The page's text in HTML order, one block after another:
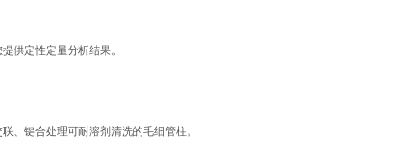
供定性定量分析结果。
、键合处理可耐溶剂清洗的毛细管柱。